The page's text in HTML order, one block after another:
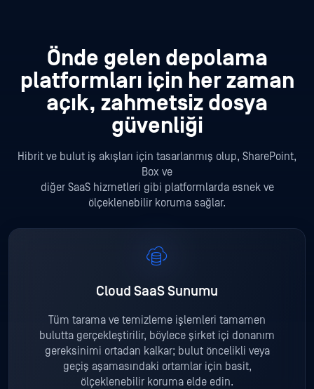
Önde gelen depolama
platformları için her zaman
açık, zahmetsiz dosya
güvenliği
Hibrit ve bulut iş akışları için tasarlanmış olup, SharePoint,
Box ve
diğer SaaS hizmetleri gibi platformlarda esnek ve
ölçeklenebilir koruma sağlar.
Cloud SaaS Sunumu
Tüm tarama ve temizleme işlemleri tamamen
bulutta gerçekleştirilir, böylece şirket içi donanım
gereksinimi ortadan kalkar; bulut öncelikli veya
geçiş aşamasındaki ortamlar için basit,
ölçeklenebilir koruma elde edin.